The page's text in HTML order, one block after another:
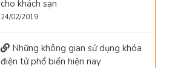
cho khách sạn
24/02/2019
Những không gian sử dụng khóa
điện tử phổ biển hiện nay